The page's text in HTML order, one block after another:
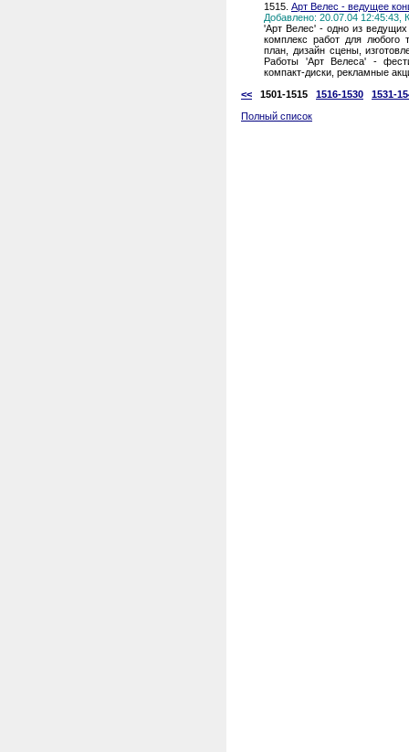
1515. Арт Велес - ведущее
Добавлено: 20.07.04 12:45:43,
'Арт Велес' - одно из
комплекс работ для любого
план, дизайн сцены,
Работы 'Арт Велеса' -
компакт-диски, рекламные
<<
1501-1515 1516-1530
1531-
Полный список